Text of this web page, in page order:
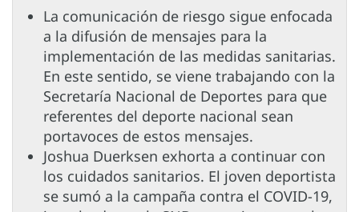
La comunicación de riesgo sigue enfocada
a la difusión de mensajes para la
implementación de las medidas sanitarias.
En este sentido, se viene trabajando con la
Secretaría Nacional de Deportes para que
referentes del deporte nacional sean
portavoces de estos mensajes.
Joshua Duerksen exhorta a continuar con
los cuidados sanitarios. El joven deportista
se sumó a la campaña contra el COVID-19,